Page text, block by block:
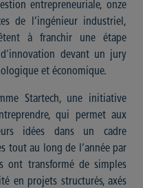
entrepreneuriale, onze
de l’ingénieur industriel,
à franchir une étape
devant un jury
et économique.
Startech, une initiative
qui permet aux
idées dans un cadre
tout au long de l’année par
ont transformé de simples
en projets structurés, axés